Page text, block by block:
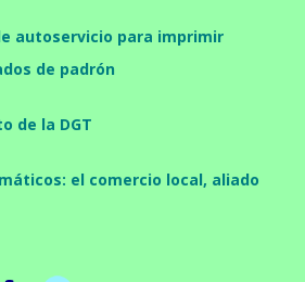
autoservicio para imprimir
de padrón
de la DGT
el comercio local, aliado